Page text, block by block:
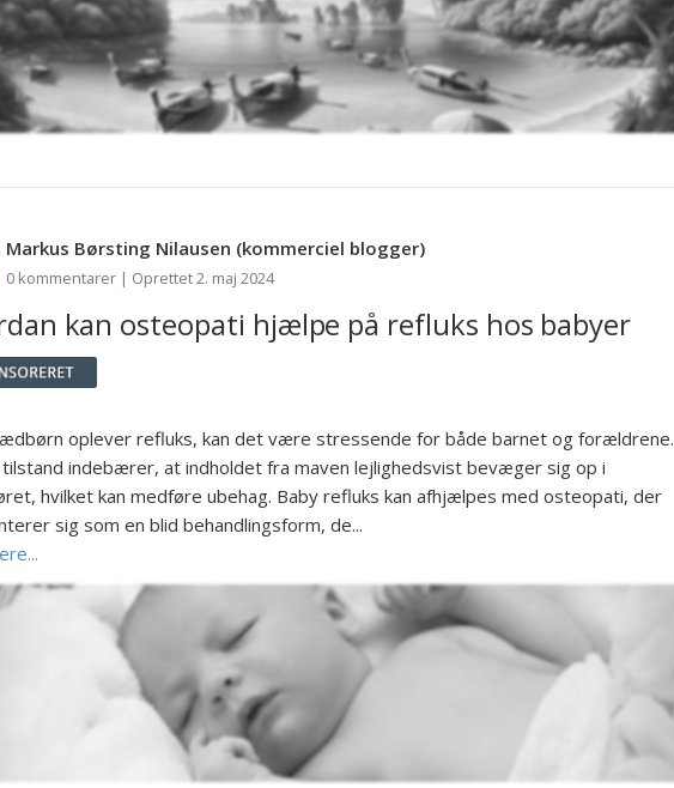
Markus Børsting Nilausen (kommerciel blogger)
0 kommentarer | Oprettet 2. maj 2024
kan osteopati hjælpe på refluks hos babyer
oplever refluks, kan det være stressende for både barnet og forældrene.
tilstand indebærer, at indholdet fra maven lejlighedsvist bevæger sig op i
hvilket kan medføre ubehag. Baby refluks kan afhjælpes med osteopati, der
sig som en blid behandlingsform, de...